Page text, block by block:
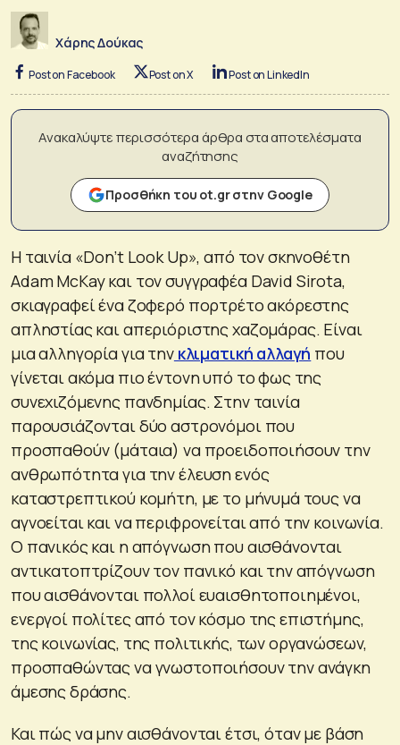
Χάρης Δούκας
Post on Facebook Post on X Post on LinkedIn
Ανακαλύψτε περισσότερα άρθρα στα αποτελέσματα
αναζήτησης
Προσθήκη του ot.gr στην Google
Η ταινία «Don’t Look Up», από τον σκηνοθέτη
Adam McKay και τον συγγραφέα David Sirota,
σκιαγραφεί ένα ζοφερό πορτρέτο ακόρεστης
απληστίας και απεριόριστης χαζομάρας. Είναι
μια αλληγορία για τηνκλιματική αλλαγή που
γίνεται ακόμα πιο έντονη υπό το φως της
συνεχιζόμενης πανδημίας. Στην ταινία
παρουσιάζονται δύο αστρονόμοι που
προσπαθούν (μάταια) να προειδοποιήσουν την
ανθρωπότητα για την έλευση ενός
καταστρεπτικού κομήτη, με το μήνυμά τους να
αγνοείται και να περιφρονείται από την κοινωνία.
Ο πανικός και η απόγνωση που αισθάνονται
αντικατοπτρίζουν τον πανικό και την απόγνωση
που αισθάνονται πολλοί ευαισθητοποιημένοι,
ενεργοί πολίτες από τον κόσμο της επιστήμης,
της κοινωνίας, της πολιτικής, των οργανώσεων,
προσπαθώντας να γνωστοποιήσουν την ανάγκη
άμεσης δράσης.
Και πώς να μην αισθάνονται έτσι, όταν με βάση